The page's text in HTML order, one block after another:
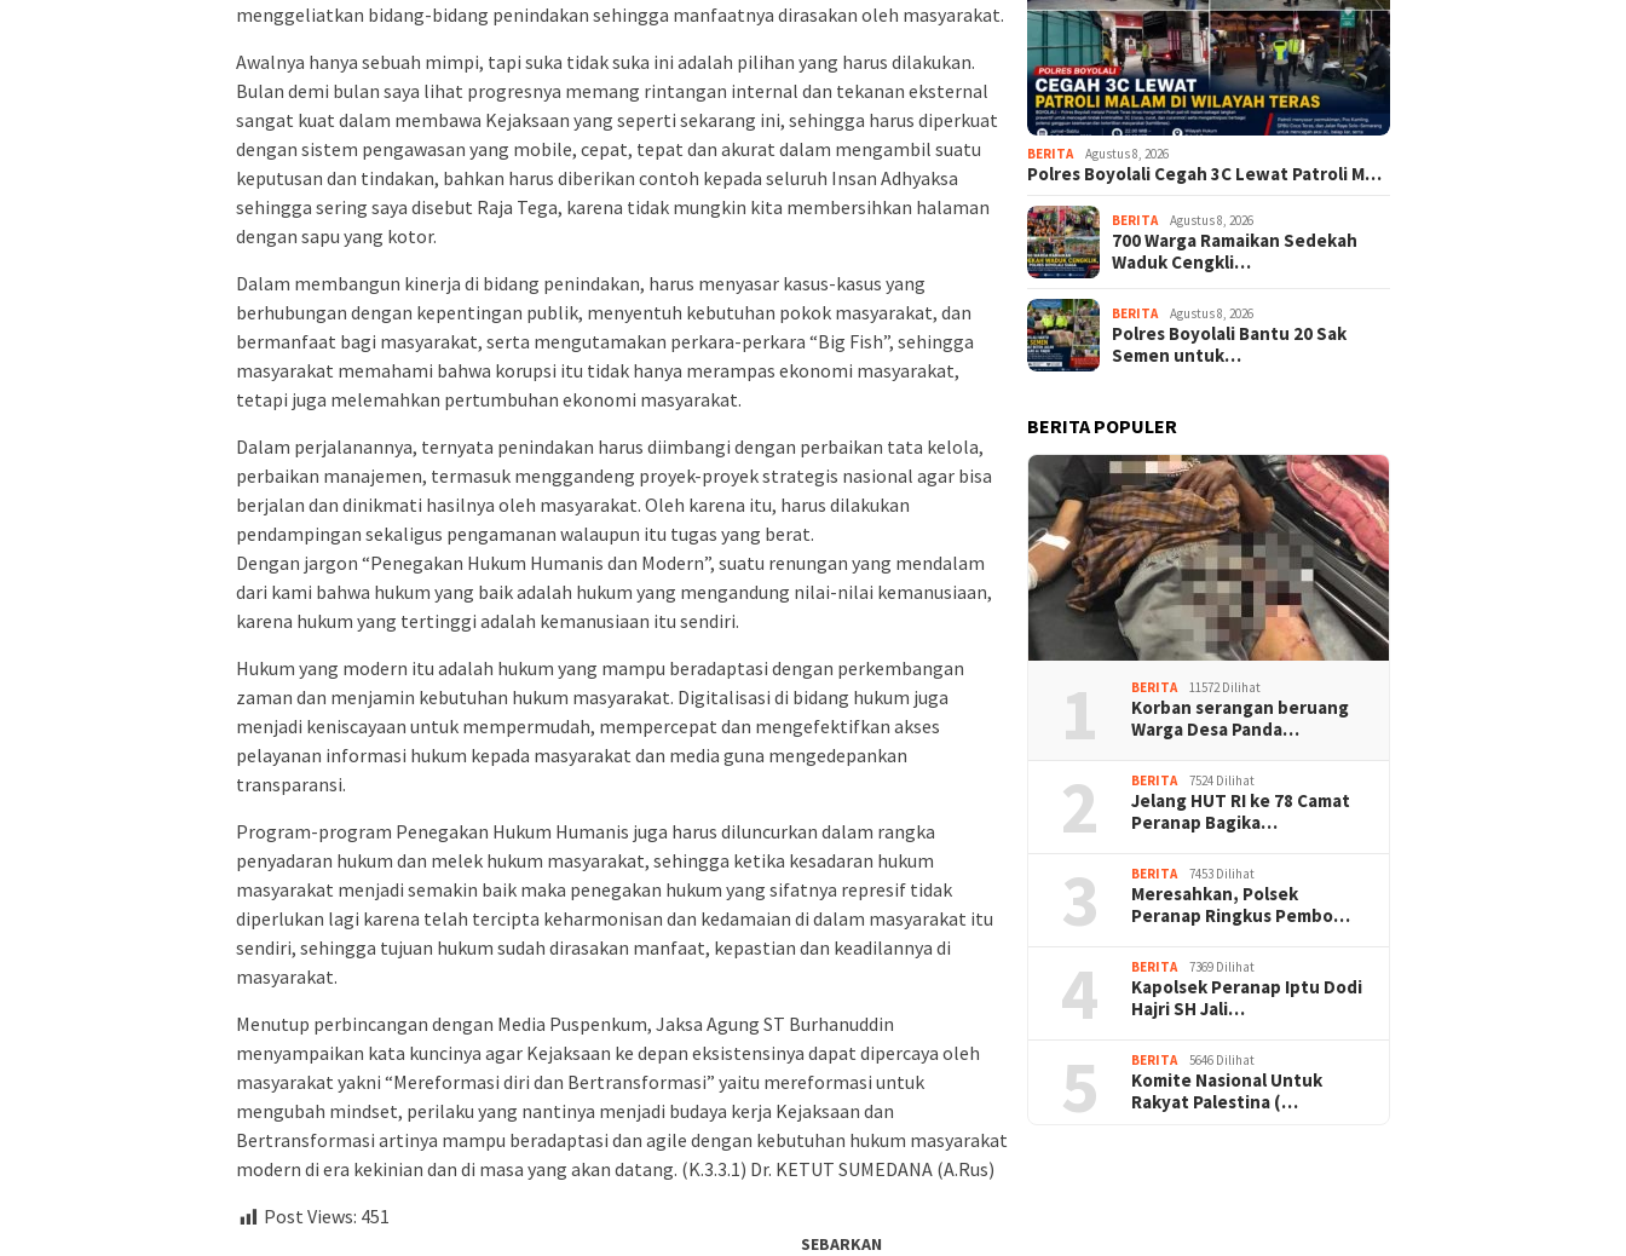
menggeliatkan bidang-bidang penindakan sehingga manfaatnya dirasakan oleh masyarakat.
Awalnya hanya sebuah mimpi, tapi suka tidak suka ini adalah pilihan yang harus dilakukan.
Bulan demi bulan saya lihat progresnya memang rintangan internal dan tekanan eksternal
sangat kuat dalam membawa Kejaksaan yang seperti sekarang ini, sehingga harus diperkuat
dengan sistem pengawasan yang mobile, cepat, tepat dan akurat dalam mengambil suatu
keputusan dan tindakan, bahkan harus diberikan contoh kepada seluruh Insan Adhyaksa
sehingga sering saya disebut Raja Tega, karena tidak mungkin kita membersihkan halaman
dengan sapu yang kotor.
Dalam membangun kinerja di bidang penindakan, harus menyasar kasus-kasus yang
berhubungan dengan kepentingan publik, menyentuh kebutuhan pokok masyarakat, dan
bermanfaat bagi masyarakat, serta mengutamakan perkara-perkara “Big Fish”, sehingga
masyarakat memahami bahwa korupsi itu tidak hanya merampas ekonomi masyarakat,
tetapi juga melemahkan pertumbuhan ekonomi masyarakat.
Dalam perjalanannya, ternyata penindakan harus diimbangi dengan perbaikan tata kelola,
perbaikan manajemen, termasuk menggandeng proyek-proyek strategis nasional agar bisa
berjalan dan dinikmati hasilnya oleh masyarakat. Oleh karena itu, harus dilakukan
pendampingan sekaligus pengamanan walaupun itu tugas yang berat.
Dengan jargon “Penegakan Hukum Humanis dan Modern”, suatu renungan yang mendalam
dari kami bahwa hukum yang baik adalah hukum yang mengandung nilai-nilai kemanusiaan,
karena hukum yang tertinggi adalah kemanusiaan itu sendiri.
Hukum yang modern itu adalah hukum yang mampu beradaptasi dengan perkembangan
zaman dan menjamin kebutuhan hukum masyarakat. Digitalisasi di bidang hukum juga
menjadi keniscayaan untuk mempermudah, mempercepat dan mengefektifkan akses
pelayanan informasi hukum kepada masyarakat dan media guna mengedepankan
transparansi.
Program-program Penegakan Hukum Humanis juga harus diluncurkan dalam rangka
penyadaran hukum dan melek hukum masyarakat, sehingga ketika kesadaran hukum
masyarakat menjadi semakin baik maka penegakan hukum yang sifatnya represif tidak
diperlukan lagi karena telah tercipta keharmonisan dan kedamaian di dalam masyarakat itu
sendiri, sehingga tujuan hukum sudah dirasakan manfaat, kepastian dan keadilannya di
masyarakat.
Menutup perbincangan dengan Media Puspenkum, Jaksa Agung ST Burhanuddin
menyampaikan kata kuncinya agar Kejaksaan ke depan eksistensinya dapat dipercaya oleh
masyarakat yakni “Mereformasi diri dan Bertransformasi” yaitu mereformasi untuk
mengubah mindset, perilaku yang nantinya menjadi budaya kerja Kejaksaan dan
Bertransformasi artinya mampu beradaptasi dan agile dengan kebutuhan hukum masyarakat
modern di era kekinian dan di masa yang akan datang. (K.3.3.1) Dr. KETUT SUMEDANA (A.Rus)
Post Views: 451
SEBARKAN
BERITA Agustus 8, 2026
Polres Boyolali Cegah 3C Lewat Patroli M…
BERITA Agustus 8, 2026
700 Warga Ramaikan Sedekah
Waduk Cengkli…
BERITA Agustus 8, 2026
Polres Boyolali Bantu 20 Sak
Semen untuk…
BERITA POPULER
1 BERITA 11572 Dilihat
Korban serangan beruang
Warga Desa Panda…
2 BERITA 7524 Dilihat
Jelang HUT RI ke 78 Camat
Peranap Bagika…
3 BERITA 7453 Dilihat
Meresahkan, Polsek
Peranap Ringkus Pembo…
4 BERITA 7369 Dilihat
Kapolsek Peranap Iptu Dodi
Hajri SH Jali…
5 BERITA 5646 Dilihat
Komite Nasional Untuk
Rakyat Palestina (…